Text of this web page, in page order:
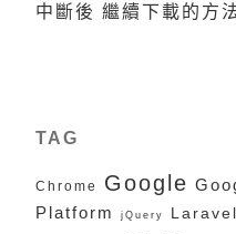
中斷後 繼續下載的方
TAG
Chrome Google
Platform
jQuery Laravel